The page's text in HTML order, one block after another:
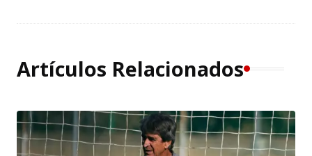
Artículos Relacionados